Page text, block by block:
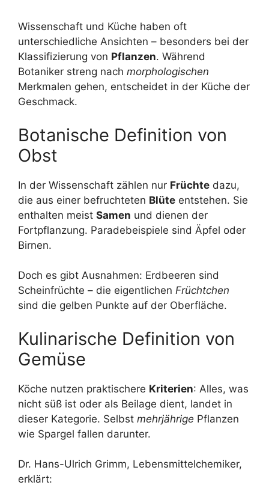
Wissenschaft und Küche haben oft
unterschiedliche Ansichten – besonders bei der
Klassifizierung von Pflanzen. Während
Botaniker streng nach morphologischen
Merkmalen gehen, entscheidet in der Küche der
Geschmack.
Botanische Definition von
Obst
In der Wissenschaft zählen nur Früchte dazu,
die aus einer befruchteten Blüte entstehen. Sie
enthalten meist Samen und dienen der
Fortpflanzung. Paradebeispiele sind Äpfel oder
Birnen.
Doch es gibt Ausnahmen: Erdbeeren sind
Scheinfrüchte – die eigentlichen Früchtchen
sind die gelben Punkte auf der Oberfläche.
Kulinarische Definition von
Gemüse
Köche nutzen praktischere Kriterien: Alles, was
nicht süß ist oder als Beilage dient, landet in
dieser Kategorie. Selbst mehrjährige Pflanzen
wie Spargel fallen darunter.
Dr. Hans-Ulrich Grimm, Lebensmittelchemiker,
erklärt: